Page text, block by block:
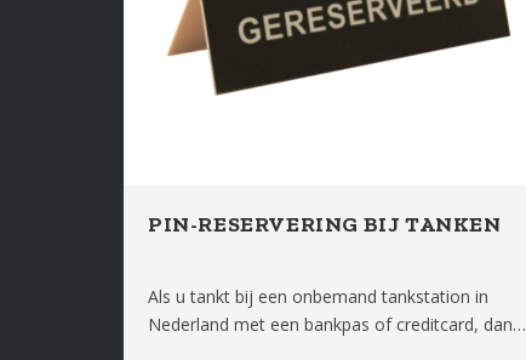
PIN-RESERVERING BIJ TANKEN
Als u tankt bij een onbemand tankstation in
Nederland met een bankpas of creditcard, dan…